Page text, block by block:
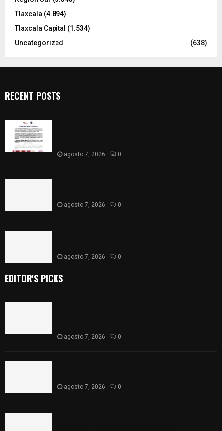
Tlaxcala (4.894)
Tlaxcala Capital (1.534)
Uncategorized
(638)
RECENT POSTS
agosto 7, 2026 0
agosto 7, 2026 0
agosto 7, 2026 0
EDITOR'S PICKS
agosto 7, 2026 0
agosto 7, 2026 0